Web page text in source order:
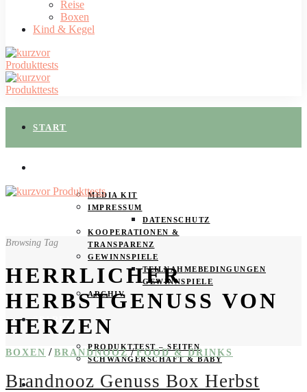
Reise
Boxen
Kind & Kegel
START
MEDIA KIT
IMPRESSUM
DATENSCHUTZ
KOOPERATIONEN &
TRANSPARENZ
GEWINNSPIELE
TEILNAHMEBEDINGUNGEN
GEWINNSPIELE
ARCHIV
SPAREN
PRODUKTTEST – SEITEN
SCHWANGERSCHAFT & BABY
PRODUKTTESTER GESUCHT
Browsing Tag
HERRLICHER
HERBSTGENUSS VON
HERZEN
BOXEN / BRANDNOOZ / FOOD & DRINKS
Brandnooz Genuss Box Herbst